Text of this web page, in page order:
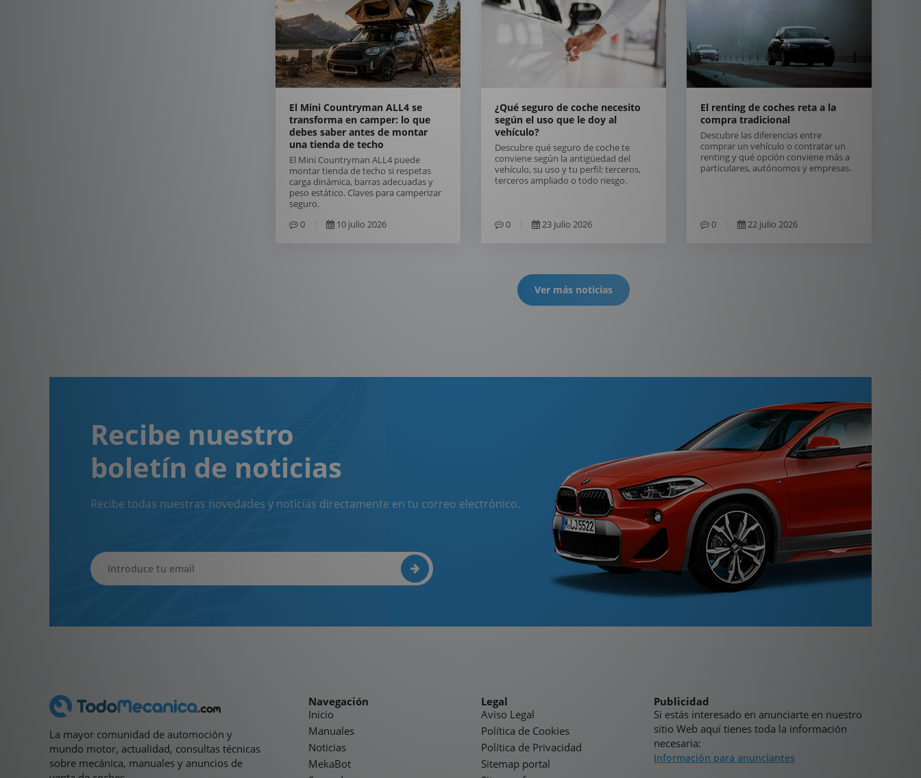
El Mini Countryman ALL4 se
transforma en camper: lo que
debes saber antes de montar
una tienda de techo
El Mini Countryman ALL4 puede
montar tienda de techo si respetas
carga dinámica, barras adecuadas y
peso estático. Claves para camperizar
seguro.
0
10 julio 2026
¿Qué seguro de coche necesito
según el uso que le doy al
vehículo?
Descubre qué seguro de coche te
conviene según la antigüedad del
vehículo, su uso y tu perfil: terceros,
terceros ampliado o todo riesgo.
0 23 julio 2026
El renting de coches reta a la
compra tradicional
Descubre las diferencias entre
comprar un vehículo o contratar un
renting y qué opción conviene más a
particulares, autónomos y empresas.
0 22 julio 2026
Ver más noticias
Recibe nuestro
boletín de noticias
Recibe todas nuestras novedades y noticias directamente en tu correo electrónico.
La mayor comunidad de automoción y
mundo motor, actualidad, consultas técnicas
sobre mecánica, manuales y anuncios de
Navegación
Inicio
Manuales
Noticias
MekaBot
Legal
Aviso Legal
Política de Cookies
Política de Privacidad
Sitemap portal
Publicidad
Si estás interesado en anunciarte en nuestro
sitio Web aquí tienes toda la información
necesaria:
Información para anunciantes